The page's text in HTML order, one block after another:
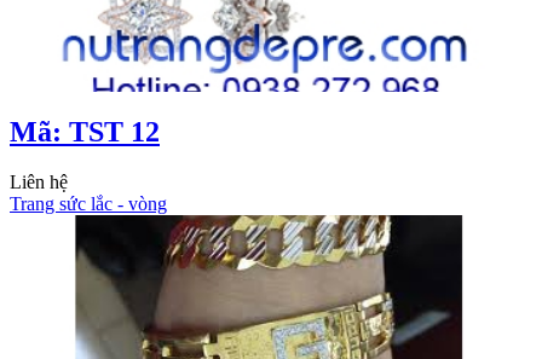
Mã: TST 12
Liên hệ
Trang sức lắc - vòng